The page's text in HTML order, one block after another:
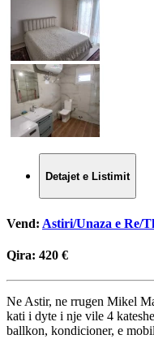
Detajet e Listimit
Vend: Astiri/Unaza e Re/
Qira: 420 €
Ne Astir, ne rrugen Mikel
kati i dyte i nje vile 4
ballkon, kondicioner, e